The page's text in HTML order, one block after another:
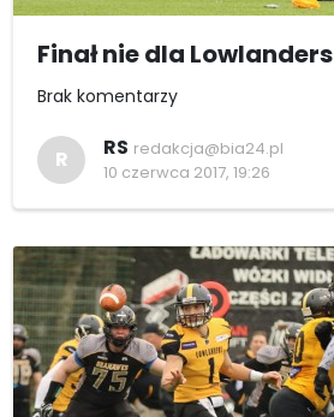
Finał nie dla Lowlanders
Brak komentarzy
R RS redakcja@bia24.pl
10 czerwca 2017, 19:26